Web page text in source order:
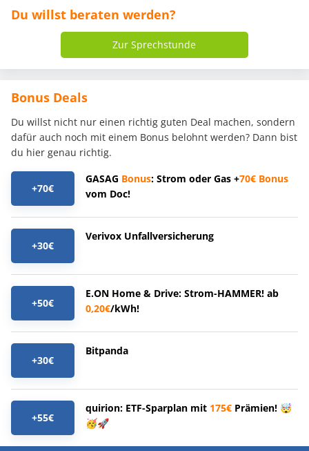
Du willst beraten werden?
Zur Sprechstunde
Bonus Deals
Du willst nicht nur einen richtig guten Deal machen, sondern
dafür auch noch mit einem Bonus belohnt werden? Dann bist
du hier genau richtig.
+70€
GASAG Bonus: Strom oder Gas +70€ Bonus
vom Doc!
+30€
Verivox Unfallversicherung
+50€
E.ON Home & Drive: Strom-HAMMER! ab
0,20€/kWh!
+30€
Bitpanda
+55€
quirion: ETF-Sparplan mit 175€ Prämien! 🤯
🥳🚀